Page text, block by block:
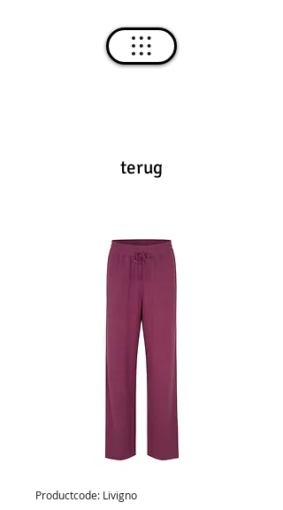
terug
Productcode: Livigno